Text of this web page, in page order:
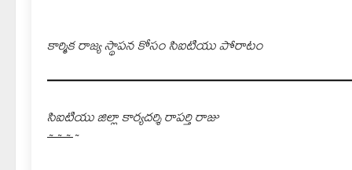
కార్మిక రాజ్య స్థాపన కోసం సిఐటియు పోరాటం
సిఐటియు జిల్లా కార్యదర్శి రాపర్తి రాజు
~~~~